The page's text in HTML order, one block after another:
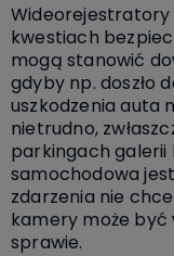
kwestiach
mogą stanowić
gdyby np. doszło
uszkodzenia auta
nietrudno,
parkingach galerii
samochodowa
zdarzenia nie
kamery może być
sprawie.